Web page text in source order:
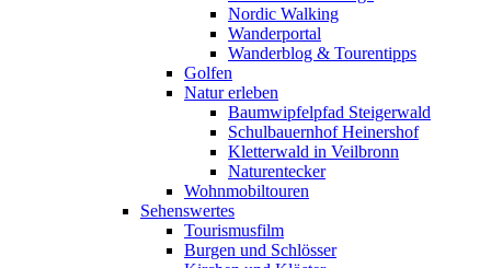
Nordic Walking
Wanderportal
Wanderblog & Tourentipps
Golfen
Natur erleben
Baumwipfelpfad Steigerwald
Schulbauernhof Heinershof
Kletterwald in Veilbronn
Naturentecker
Wohnmobiltouren
Sehenswertes
Tourismusfilm
Burgen und Schlösser